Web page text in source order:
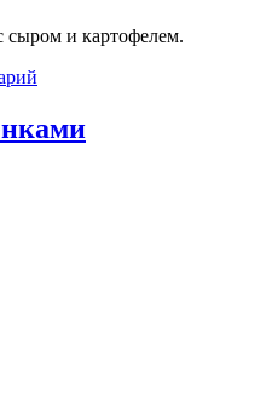
и картофелем.